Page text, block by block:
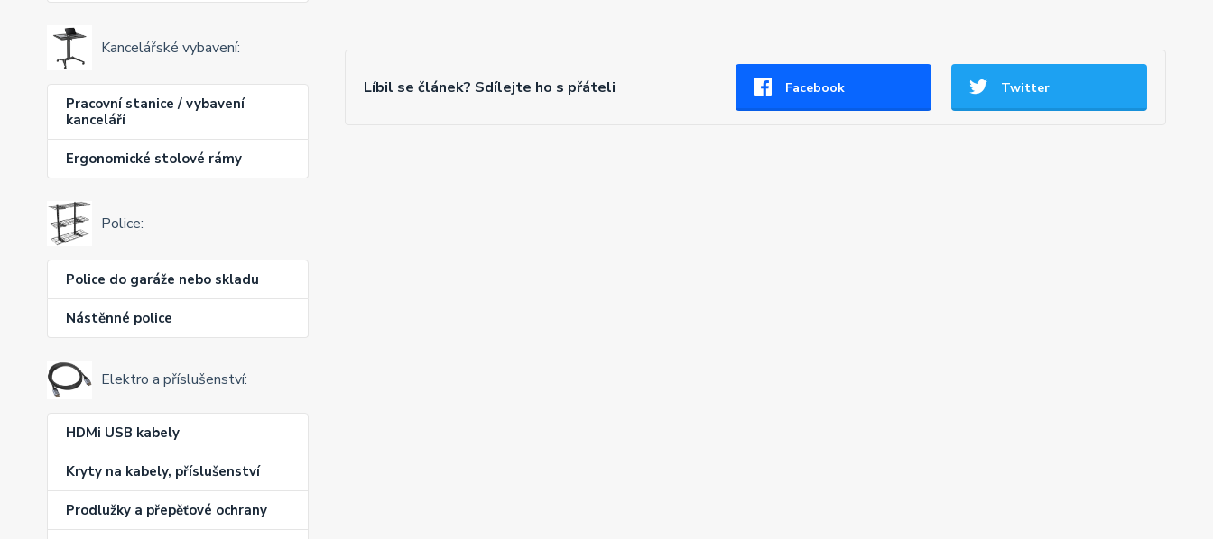
Kancelářské vybavení:
Pracovní stanice / vybavení
kanceláří
Ergonomické stolové rámy
Police:
Police do garáže nebo skladu
Nástěnné police
Elektro a příslušenství:
HDMi USB kabely
Kryty na kabely, příslušenství
Prodlužky a přepěťové ochrany
Líbil se článek? Sdílejte ho s přáteli Facebook Twitter